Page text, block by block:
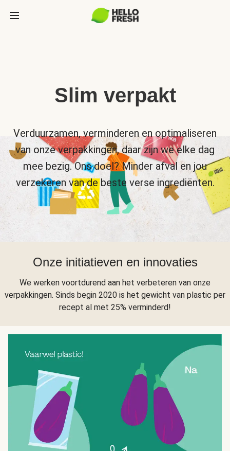
Slim verpakt
Verduurzamen, verminderen en optimaliseren
van onze verpakkingen, daar zijn we elke dag
mee bezig. Ons doel? Minder afval en jou
verzekeren van de beste verse ingrediënten.
Onze initiatieven en innovaties
We werken voortdurend aan het verbeteren van onze
verpakkingen. Sinds begin 2020 is het gewicht van plastic per
recept al met 25% verminderd!